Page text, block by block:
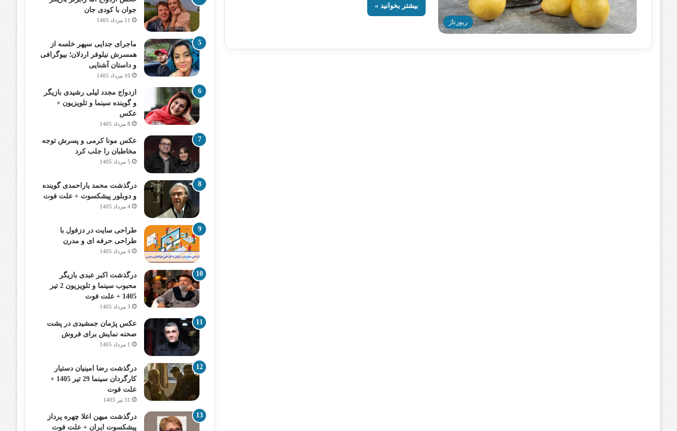
رپورتاژ
بیشتر بخوانید »
جوان با کودی جان
11 مرداد 1405
ماجرای جدایی سپهر خلسه از
همسرش نیلوفر اردلان؛ بیوگرافی
و داستان آشنایی
10 مرداد 1405
ازدواج مجدد لیلی رشیدی بازیگر
و گوینده سینما و تلویزیون +
عکس
8 مرداد 1405
عکس مونا کرمی و پسرش توجه
مخاطبان را جلب کرد
5 مرداد 1405
درگذشت محمد یاراحمدی گوینده
و دوبلور پیشکسوت + علت فوت
4 مرداد 1405
طراحی سایت در دزفول با
طراحی حرفه‌ ای و مدرن
4 مرداد 1405
درگذشت اکبر عبدی بازیگر
محبوب سینما و تلویزیون 2 تیر
1405 + علت فوت
3 مرداد 1405
عکس پژمان جمشیدی در پشت
صحنه نمایش برای فروش
1 مرداد 1405
درگذشت رضا امینیان دستیار
کارگردان سینما 29 تیر 1405 +
علت فوت
31 تیر 1405
درگذشت میهن اعلا چهره پرداز
پیشکسوت ایران + علت فوت